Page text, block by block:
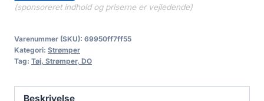
(sponsoreret indhold og priserne er vejledende)
Varenummer (SKU): 69950ff7ff55
Kategori: Strømper
Tag: Tøj, Strømper, DO
Beskrivelse